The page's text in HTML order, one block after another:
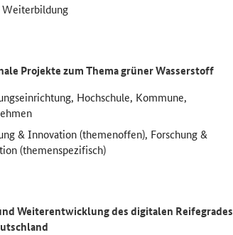
Projekte zum Thema grüner Wasserstoff
Hochschule, Kommune,
& Innovation (themenoffen), Forschung &
(themenspezifisch)
Weiterentwicklung des digitalen Reifegrades